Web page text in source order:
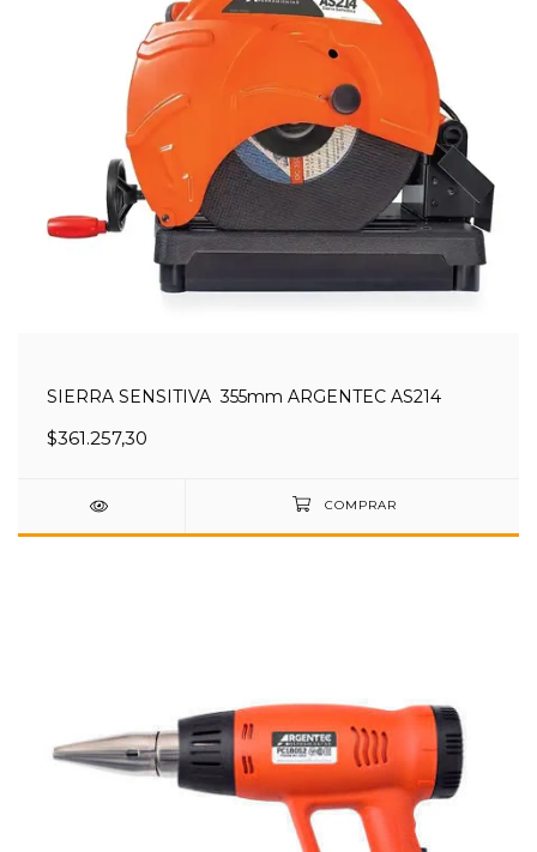
SIERRA SENSITIVA 355mm ARGENTEC AS214
$361.257,30